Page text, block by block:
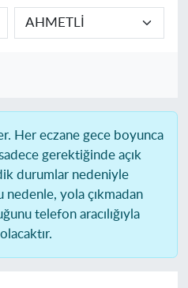
Her eczane gece boyunca
gerektiğinde açık
durumlar nedeniyle
yola çıkmadan
telefon aracılığıyla